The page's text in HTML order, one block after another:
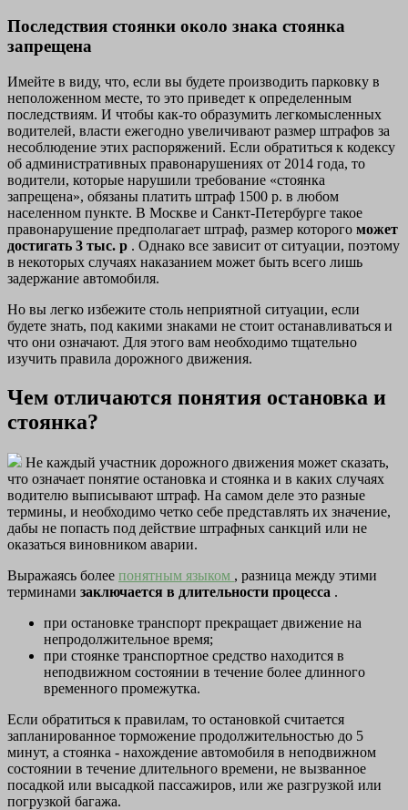
Последствия стоянки около знака стоянка
запрещена
Имейте в виду, что, если вы будете производить парковку в
неположенном месте, то это приведет к определенным
последствиям. И чтобы как-то образумить легкомысленных
водителей, власти ежегодно увеличивают размер штрафов за
несоблюдение этих распоряжений. Если обратиться к кодексу
об административных правонарушениях от 2014 года, то
водители, которые нарушили требование «стоянка
запрещена», обязаны платить штраф 1500 р. в любом
населенном пункте. В Москве и Санкт-Петербурге такое
правонарушение предполагает штраф, размер которого может
достигать 3 тыс. р . Однако все зависит от ситуации, поэтому
в некоторых случаях наказанием может быть всего лишь
задержание автомобиля.
Но вы легко избежите столь неприятной ситуации, если
будете знать, под какими знаками не стоит останавливаться и
что они означают. Для этого вам необходимо тщательно
изучить правила дорожного движения.
Чем отличаются понятия остановка и
стоянка?
Не каждый участник дорожного движения может сказать,
что означает понятие остановка и стоянка и в каких случаях
водителю выписывают штраф. На самом деле это разные
термины, и необходимо четко себе представлять их значение,
дабы не попасть под действие штрафных санкций или не
оказаться виновником аварии.
Выражаясь более понятным языком , разница между этими
терминами заключается в длительности процесса .
при остановке транспорт прекращает движение на
непродолжительное время;
при стоянке транспортное средство находится в
неподвижном состоянии в течение более длинного
временного промежутка.
Если обратиться к правилам, то остановкой считается
запланированное торможение продолжительностью до 5
минут, а стоянка - нахождение автомобиля в неподвижном
состоянии в течение длительного времени, не вызванное
посадкой или высадкой пассажиров, или же разгрузкой или
погрузкой багажа.